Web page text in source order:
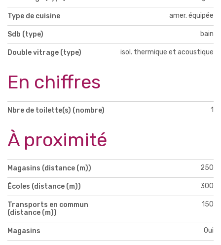
Type de cuisine amer. équipée
Sdb (type) bain
Double vitrage (type) isol. thermique et acoustique
En chiffres
Nbre de toilette(s) (nombre) 1
À proximité
Magasins (distance (m)) 250
Écoles (distance (m)) 300
Transports en commun
(distance (m))
150
Magasins Oui